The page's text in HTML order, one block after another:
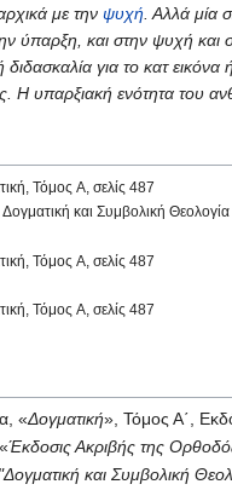
με την ψυχή. Αλλά μία
ύπαρξη, και στην ψυχή
για το κατ εικόνα
Η υπαρξιακή ενότητα του
Τόμος Α, σελίς 487
και Συμβολική
Τόμος Α, σελίς 487
Τόμος Α, σελίς 487
«Δογματική», Τόμος Α΄,
Έκδοσις Ακριβής της
"Δογματική και Συμβολική